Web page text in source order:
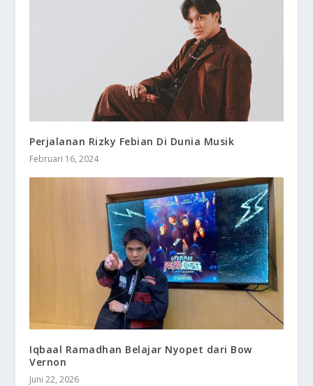
Perjalanan Rizky Febian Di Dunia Musik
Februari 16, 2024
Iqbaal Ramadhan Belajar Nyopet dari Bow
Vernon
Juni 22, 2026